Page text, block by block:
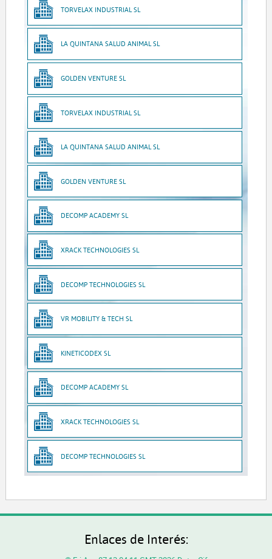
TORVELAX INDUSTRIAL SL
LA QUINTANA SALUD ANIMAL SL
GOLDEN VENTURE SL
TORVELAX INDUSTRIAL SL
LA QUINTANA SALUD ANIMAL SL
GOLDEN VENTURE SL
DECOMP ACADEMY SL
XRACK TECHNOLOGIES SL
DECOMP TECHNOLOGIES SL
VR MOBILITY & TECH SL
KINETICODEX SL
DECOMP ACADEMY SL
XRACK TECHNOLOGIES SL
DECOMP TECHNOLOGIES SL
Enlaces de Interés: